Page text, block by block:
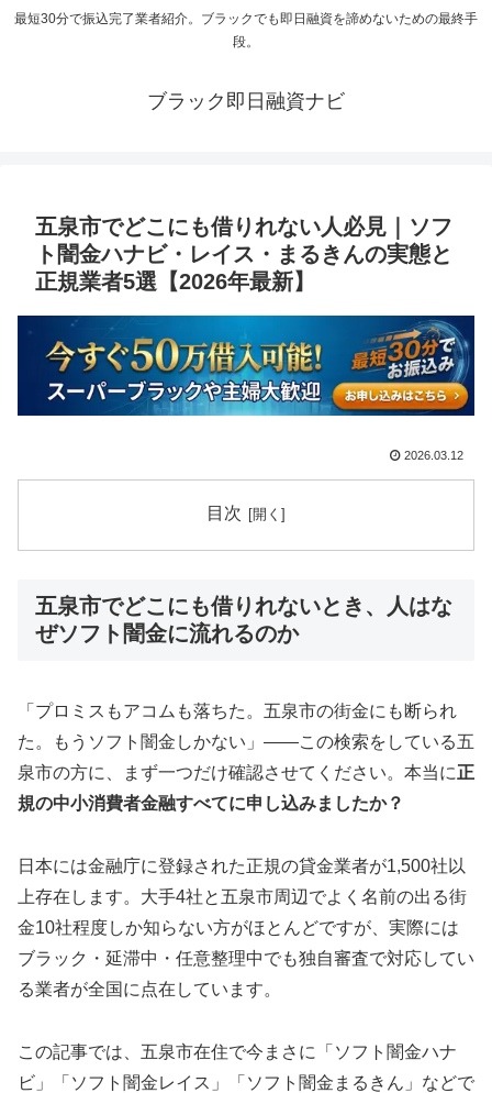
最短30分で振込完了業者紹介。ブラックでも即日融資を諦めないための最終手
段。
ブラック即日融資ナビ
五泉市でどこにも借りれない人必見｜ソフ
ト闇金ハナビ・レイス・まるきんの実態と
正規業者5選【2026年最新】
2026.03.12
目次
五泉市でどこにも借りれないとき、人はな
ぜソフト闇金に流れるのか
「プロミスもアコムも落ちた。五泉市の街金にも断られ
た。もうソフト闇金しかない」——この検索をしている五
泉市の方に、まず一つだけ確認させてください。本当に正
規の中小消費者金融すべてに申し込みましたか？
日本には金融庁に登録された正規の貸金業者が1,500社以
上存在します。大手4社と五泉市周辺でよく名前の出る街
金10社程度しか知らない方がほとんどですが、実際には
ブラック・延滞中・任意整理中でも独自審査で対応してい
る業者が全国に点在しています。
この記事では、五泉市在住で今まさに「ソフト闇金ハナ
ビ」「ソフト闇金レイス」「ソフト闇金まるきん」などで